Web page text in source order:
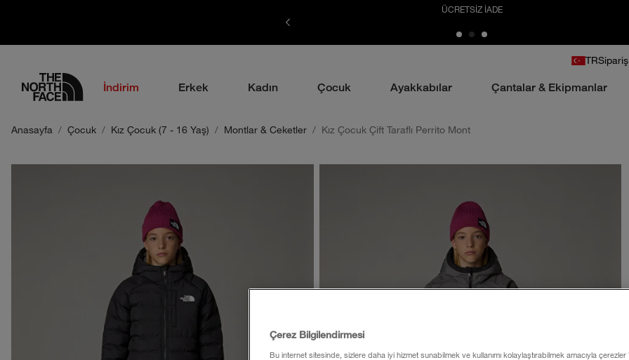
ÜCRETSİZ İADE
TR
logoİndirim Erkek Kadın Çocuk Ayakkabılar Çantalar & Ekipmanlar
Anasayfa Çocuk Kız Çocuk (7 - 16 Yaş) Montlar & Ceketler Kız Çocuk Çift Taraflı Perrito Mont
Çerez Bilgilendirmesi
Bu internet sitesinde, sizlere daha iyi hizmet sunabilmek ve kullanımı kolaylaştırabilmek amacıyla çerezler